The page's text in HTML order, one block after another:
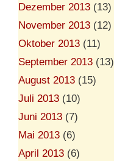
Dezember 2013 (13)
November 2013 (12)
Oktober 2013 (11)
September 2013 (13)
August 2013 (15)
Juli 2013 (10)
Juni 2013 (7)
Mai 2013 (6)
April 2013 (6)